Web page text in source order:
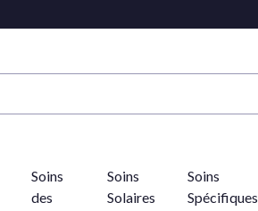
Soins
des
Soins
Solaires
Soins
Spécifiques